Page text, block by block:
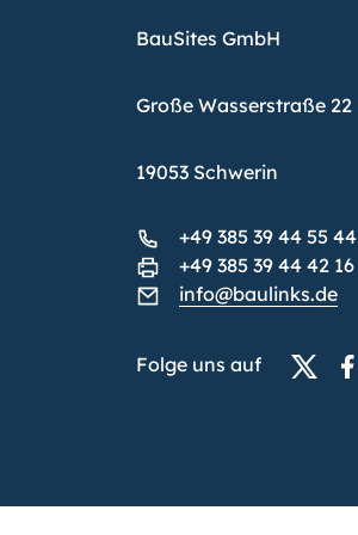
BauSites GmbH
Große Wasserstraße 22
19053 Schwerin
+49 385 39 44 55 44
+49 385 39 44 42 16
info@baulinks.de
Folge uns auf